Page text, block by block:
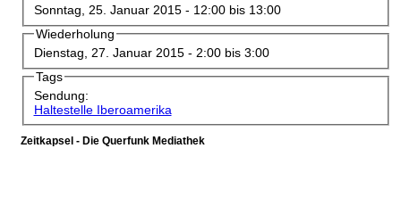
Sonntag, 25. Januar 2015 - 12:00bis 13:00
Wiederholung
Dienstag, 27. Januar 2015 - 2:00bis 3:00
Tags
Sendung:
Haltestelle Iberoamerika
Zeitkapsel - Die Querfunk Mediathek